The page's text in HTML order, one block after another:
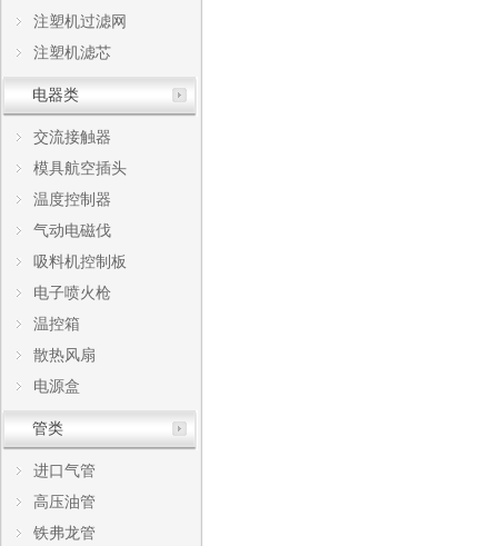
注塑机过滤网
注塑机滤芯
电器类
交流接触器
模具航空插头
温度控制器
气动电磁伐
吸料机控制板
电子喷火枪
温控箱
散热风扇
电源盒
管类
进口气管
高压油管
铁弗龙管